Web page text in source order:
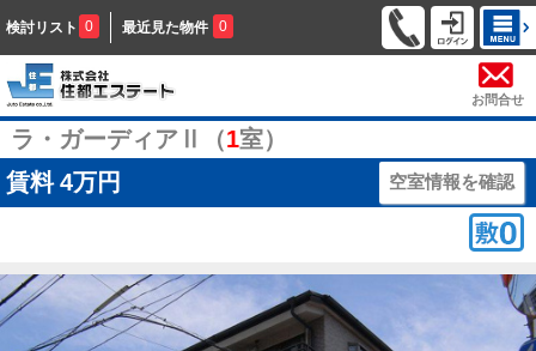
検討リスト 0 最近見た物件 0
お問合せ
ラ・ガーディアⅡ（1室）
賃料 4万円 空室情報を確認